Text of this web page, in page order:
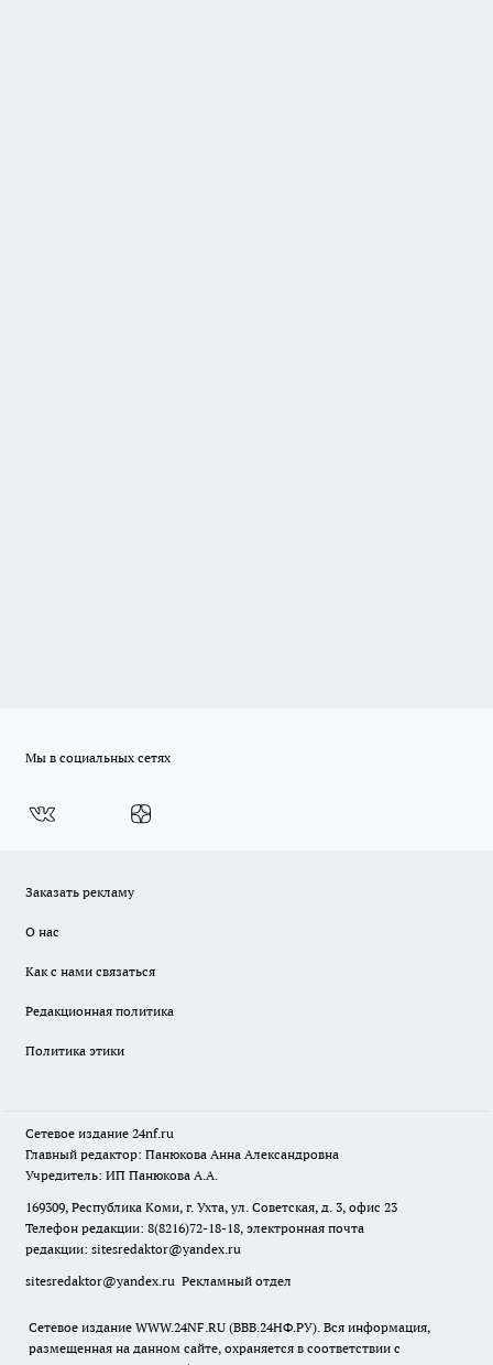
Мы в социальных сетях
Заказать рекламу
О нас
Как с нами связаться
Редакционная политика
Политика этики
Сетевое издание 24nf.ru
Главный редактор: Панюкова Анна Александровна
Учредитель: ИП Панюкова А.А.
169309, Республика Коми, г. Ухта, ул. Советская, д. 3, офис 23
Телефон редакции: 8(8216)72-18-18, электронная почта
редакции: sitesredaktor@yandex.ru
sitesredaktor@yandex.ru Рекламный отдел
Сетевое издание WWW.24NF.RU (ВВВ.24НФ.РУ). Вся информация,
размещенная на данном сайте, охраняется в соответствии с